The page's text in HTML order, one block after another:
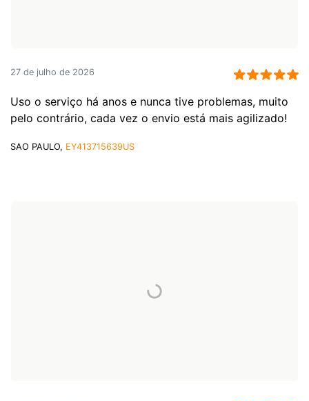
27 de julho de 2026
Uso o serviço há anos e nunca tive problemas, muito
pelo contrário, cada vez o envio está mais agilizado!
SAO PAULO, EY413715639US